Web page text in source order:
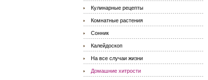
Кулинарные рецепты
Комнатные растения
Сонник
Калейдоскоп
На все случаи жизни
Домашние хитрости